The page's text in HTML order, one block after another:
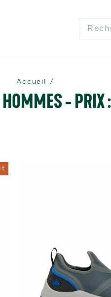
Accueil /
- PRIX